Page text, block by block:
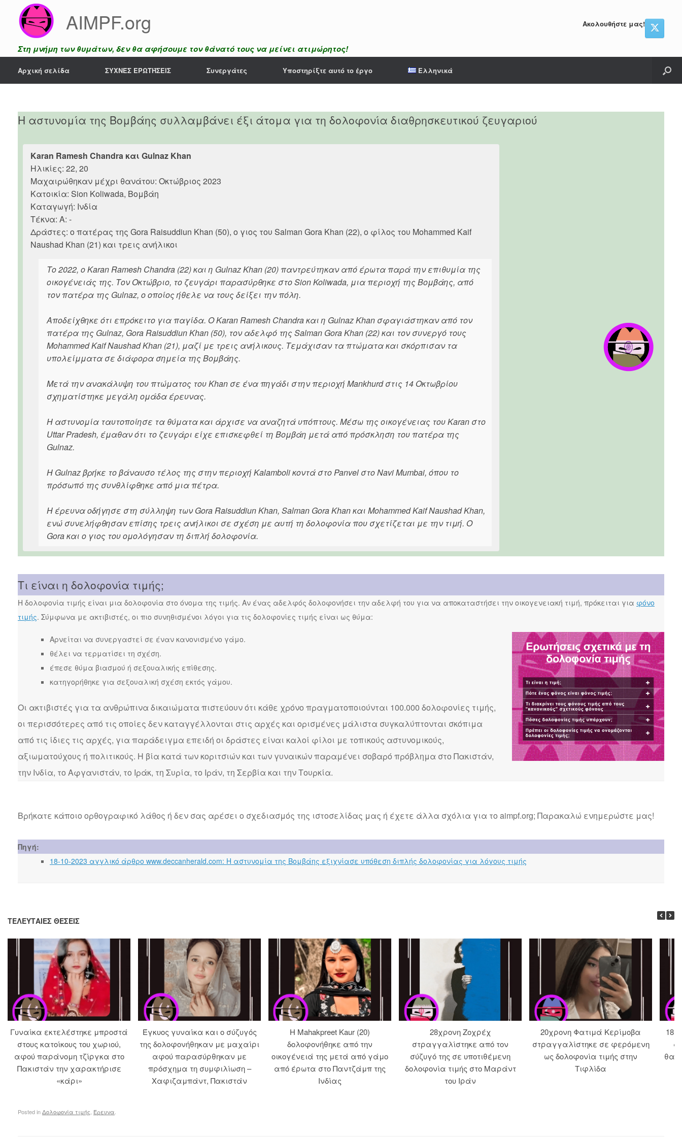
content
AIMPF.org
Στη μνήμη των θυμάτων, δεν θα αφήσουμε τον θάνατό τους να μείνει ατιμώρητος!
Ακολουθήστε μας!
Αρχική σελίδα ΣΥΧΝΈΣ ΕΡΩΤΉΣΕΙΣ Συνεργάτες Υποστηρίξτε αυτό το έργο Ελληνικά
Η αστυνομία της Βομβάης συλλαμβάνει έξι άτομα για τη δολοφονία διαθρησκευτικού ζευγαριού
Karan Ramesh Chandra και Gulnaz Khan
Ηλικίες: 22, 20
Μαχαιρώθηκαν μέχρι θανάτου: Οκτώβριος 2023
Κατοικία: Sion Koliwada, Βομβάη
Καταγωγή: Ινδία
Τέκνα: Α: -
Δράστες: ο πατέρας της Gora Raisuddiun Khan (50), ο γιος του Salman Gora Khan (22), ο φίλος του Mohammed Kaif
Naushad Khan (21) και τρεις ανήλικοι
Το 2022, ο Karan Ramesh Chandra (22) και η Gulnaz Khan (20) παντρεύτηκαν από έρωτα παρά την επιθυμία της
οικογένειάς της. Τον Οκτώβριο, το ζευγάρι παρασύρθηκε στο Sion Koliwada, μια περιοχή της Βομβάης, από
τον πατέρα της Gulnaz, ο οποίος ήθελε να τους δείξει την πόλη.
Αποδείχθηκε ότι επρόκειτο για παγίδα. Ο Karan Ramesh Chandra και η Gulnaz Khan σφαγιάστηκαν από τον
πατέρα της Gulnaz, Gora Raisuddiun Khan (50), τον αδελφό της Salman Gora Khan (22) και τον συνεργό τους
Mohammed Kaif Naushad Khan (21), μαζί με τρεις ανήλικους. Τεμάχισαν τα πτώματα και σκόρπισαν τα
υπολείμματα σε διάφορα σημεία της Βομβάης.
Μετά την ανακάλυψη του πτώματος του Khan σε ένα πηγάδι στην περιοχή Mankhurd στις 14 Οκτωβρίου
σχηματίστηκε μεγάλη ομάδα έρευνας.
Η αστυνομία ταυτοποίησε τα θύματα και άρχισε να αναζητά υπόπτους. Μέσω της οικογένειας του Karan στο
Uttar Pradesh, έμαθαν ότι το ζευγάρι είχε επισκεφθεί τη Βομβάη μετά από πρόσκληση του πατέρα της
Gulnaz.
Η Gulnaz βρήκε το βάναυσο τέλος της στην περιοχή Kalamboli κοντά στο Panvel στο Navi Mumbai, όπου το
πρόσωπό της συνθλίφθηκε από μια πέτρα.
Η έρευνα οδήγησε στη σύλληψη των Gora Raisuddiun Khan, Salman Gora Khan και Mohammed Kaif Naushad Khan,
ενώ συνελήφθησαν επίσης τρεις ανήλικοι σε σχέση με αυτή τη δολοφονία που σχετίζεται με την τιμή. Ο
Gora και ο γιος του ομολόγησαν τη διπλή δολοφονία.
Τι είναι η δολοφονία τιμής;
Η δολοφονία τιμής είναι μια δολοφονία στο όνομα της τιμής. Αν ένας αδελφός δολοφονήσει την αδελφή του για να αποκαταστήσει την οικογενειακή τιμή, πρόκειται για φόνο
τιμής. Σύμφωνα με ακτιβιστές, οι πιο συνηθισμένοι λόγοι για τις δολοφονίες τιμής είναι ως θύμα:
Αρνείται να συνεργαστεί σε έναν κανονισμένο γάμο.
θέλει να τερματίσει τη σχέση.
έπεσε θύμα βιασμού ή σεξουαλικής επίθεσης.
κατηγορήθηκε για σεξουαλική σχέση εκτός γάμου.
Οι ακτιβιστές για τα ανθρώπινα δικαιώματα πιστεύουν ότι κάθε χρόνο πραγματοποιούνται 100.000 δολοφονίες τιμής,
οι περισσότερες από τις οποίες δεν καταγγέλλονται στις αρχές και ορισμένες μάλιστα συγκαλύπτονται σκόπιμα
από τις ίδιες τις αρχές, για παράδειγμα επειδή οι δράστες είναι καλοί φίλοι με τοπικούς αστυνομικούς,
αξιωματούχους ή πολιτικούς. Η βία κατά των κοριτσιών και των γυναικών παραμένει σοβαρό πρόβλημα στο Πακιστάν,
την Ινδία, το Αφγανιστάν, το Ιράκ, τη Συρία, το Ιράν, τη Σερβία και την Τουρκία.
Βρήκατε κάποιο ορθογραφικό λάθος ή δεν σας αρέσει ο σχεδιασμός της ιστοσελίδας μας ή έχετε άλλα σχόλια για το aimpf.org; Παρακαλώ ενημερώστε μας!
Πηγή:
18-10-2023 αγγλικό άρθρο www.deccanherald.com: Η αστυνομία της Βομβάης εξιχνίασε υπόθεση διπλής δολοφονίας για λόγους τιμής
ΤΕΛΕΥΤΑΊΕΣ ΘΈΣΕΙΣ
Γυναίκα εκτελέστηκε μπροστά
στους κατοίκους του χωριού,
αφού παράνομη τζίργκα στο
Πακιστάν την χαρακτήρισε
«κάρι»
Έγκυος γυναίκα και ο σύζυγός
της δολοφονήθηκαν με μαχαίρι
αφού παρασύρθηκαν με
πρόσχημα τη συμφιλίωση –
Χαφιζαμπάντ, Πακιστάν
Η Mahakpreet Kaur (20)
δολοφονήθηκε από την
οικογένειά της μετά από γάμο
από έρωτα στο Παντζάμπ της
Ινδίας
28χρονη Ζοχρέχ
στραγγαλίστηκε από τον
σύζυγό της σε υποτιθέμενη
δολοφονία τιμής στο Μαράντ
του Ιράν
20χρονη Φατιμά Κερίμοβα
στραγγαλίστηκε σε φερόμενη
ως δολοφονία τιμής στην
Τιφλίδα
Posted inΔολοφονία τιμής Έρευνα